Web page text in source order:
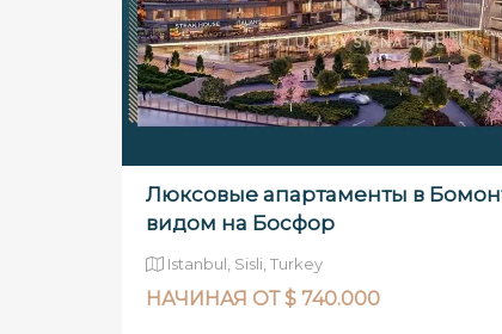
Люксовые апартаменты в
видом на Босфор
Istanbul, Sisli, Turkey
НАЧИНАЯ ОТ $ 740.000